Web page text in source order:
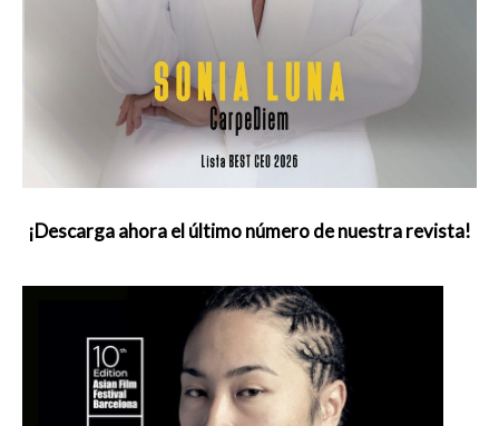
¡Descarga ahora el último número de nuestra revista!